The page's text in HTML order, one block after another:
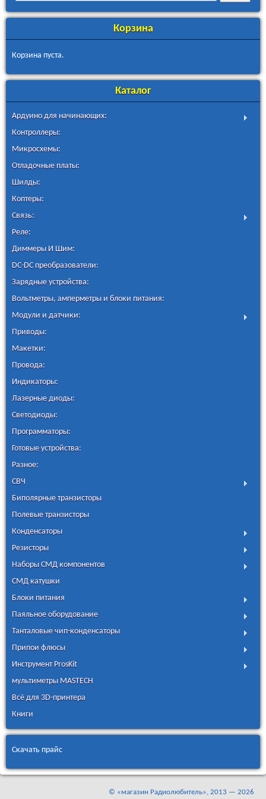
а
с
Корзина
Корзина пуста.
Каталог
Ардуино для начинающих:
Контроллеры:
Микросхемы:
Отладочные платы:
Шилды:
Коптеры:
Связь:
Реле:
Диммеры И Шим:
DC-DC преобразователи:
Зарядные устройства:
Вольтметры, амперметры и блоки питания:
Модули и датчики:
Приводы:
Макетки:
Провода:
Индикаторы:
Лазерные диоды:
Светодиоды:
Программаторы:
Готовые устройства:
Разное:
СВЧ
Биполярные транзисторы
Полевые транзисторы
Конденсаторы
Резисторы
Наборы СМД компонентов
СМД катушки
Блоки питания
Паяльное оборудование
Танталовые чип-конденсаторы
Припои флюсы
Инструмент ProsKit
мультиметры MASTECH
Всё для 3D-принтера
Книги
Скачать прайс
© «магазин Радиолюбитель», 2013 — 2026